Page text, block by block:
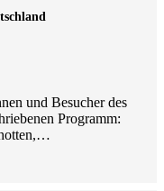
und Besucher des
Programm: